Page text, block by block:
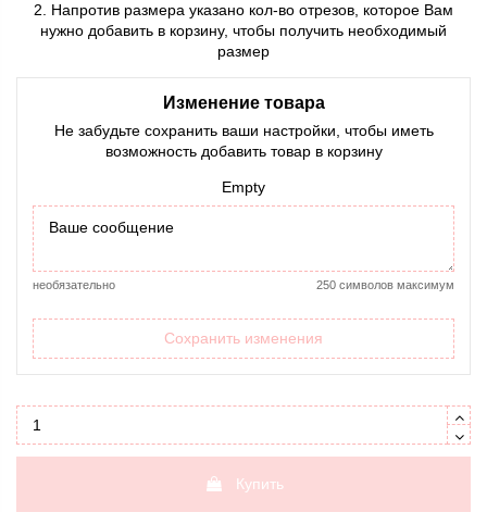
2. Напротив размера указано кол-во отрезов, которое Вам
нужно добавить в корзину, чтобы получить необходимый
размер
Изменение товара
Не забудьте сохранить ваши настройки, чтобы иметь
возможность добавить товар в корзину
Empty
необязательно 250 символов максимум
Сохранить изменения
Купить